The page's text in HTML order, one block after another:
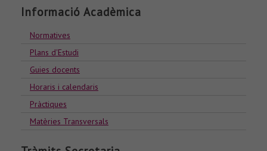
Informació Acadèmica
Normatives
Plans d'Estudi
Guies docents
Horaris i calendaris
Pràctiques
Matèries Transversals